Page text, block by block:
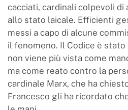
cacciati, cardinali colpevoli di
allo stato laicale. Efficienti
messi a capo di alcune
il fenomeno. Il Codice è
non viene più vista come
ma come reato contro la
cardinale Marx, che ha
Francesco gli ha ricordato